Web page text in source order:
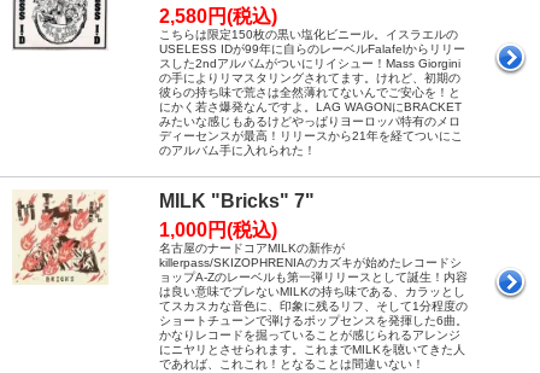
2,580円(税込)
こちらは限定150枚の黒い塩化ビニール。イスラエルの
USELESS IDが99年に自らのレーベルFalafelからリリー
スした2ndアルバムがついにリイシュー！Mass Giorgini
の手によりリマスタリングされてます。けれど、初期の
彼らの持ち味で荒さは全然薄れてないんでご安心を！と
にかく若さ爆発なんですよ。LAG WAGONにBRACKET
みたいな感じもあるけどやっぱりヨーロッパ特有のメロ
ディーセンスが最高！リリースから21年を経てついにこ
のアルバム手に入れられた！
MILK "Bricks" 7"
1,000円(税込)
名古屋のナードコアMILKの新作が
killerpass/SKIZOPHRENIAのカズキが始めたレコードシ
ョップA-Zのレーベルも第一弾リリースとして誕生！内容
は良い意味でブレないMILKの持ち味である、カラッとし
てスカスカな音色に、印象に残るリフ、そして1分程度の
ショートチューンで弾けるポップセンスを発揮した6曲。
かなりレコードを掘っていることが感じられるアレンジ
にニヤリとさせられます。これまでMILKを聴いてきた人
であれば、これこれ！となることは間違いない！